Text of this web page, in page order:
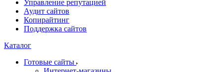
Управление репутацией
Аудит сайтов
Копирайтинг
Поддержка сайтов
Каталог
Готовые сайты